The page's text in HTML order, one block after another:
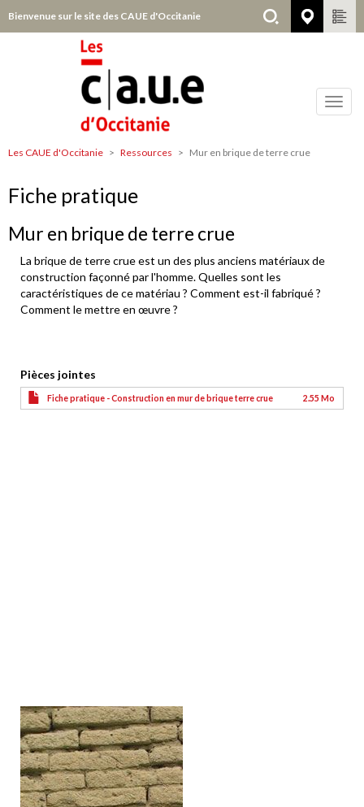
au
Bienvenue sur le site des CAUE d'Occitanie
Tous
Les CAUE d'Occitanie Ressources Mur en brique de terre crue
Fiche pratique
Mur en brique de terre crue
La brique de terre crue est un des plus anciens matériaux de
construction façonné par l'homme. Quelles sont les
caractéristiques de ce matériau ? Comment est-il fabriqué ?
Comment le mettre en œuvre ?
Pièces jointes
Fiche pratique - Construction en mur de brique terre crue 2.55 Mo